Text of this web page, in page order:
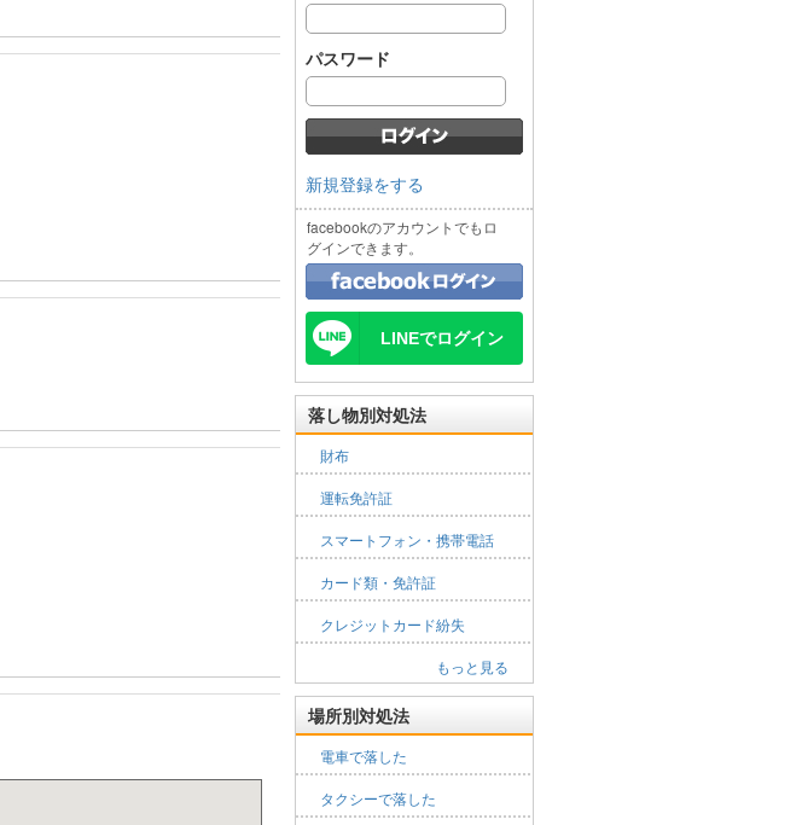
パスワード
新規登録をする
facebookのアカウントでもロ
グインできます。
LINEでログイン
落し物別対処法
財布
運転免許証
スマートフォン・携帯電話
カード類・免許証
クレジットカード紛失
もっと見る
場所別対処法
電車で落した
タクシーで落した